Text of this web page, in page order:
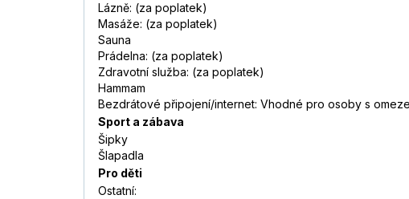
Lázně: (za poplatek)
Masáže: (za poplatek)
Sauna
Prádelna: (za poplatek)
Zdravotní služba: (za poplatek)
Hammam
Bezdrátové připojení/internet: Vhodné pro osoby s
Sport a zábava
Šipky
Šlapadla
Pro děti
Ostatní: